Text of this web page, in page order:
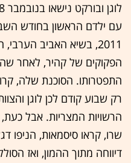
2011, בשיא האביב
הפקוקים של קהיר, לאחר
התפטרותו. הסוכנת שלה,
רק שבוע קודם לכן לוגן
הרשויות המצריות. אבל
שרו, קראו סיסמאות, הניפו
דיווחה מתוך ההמון, ואז